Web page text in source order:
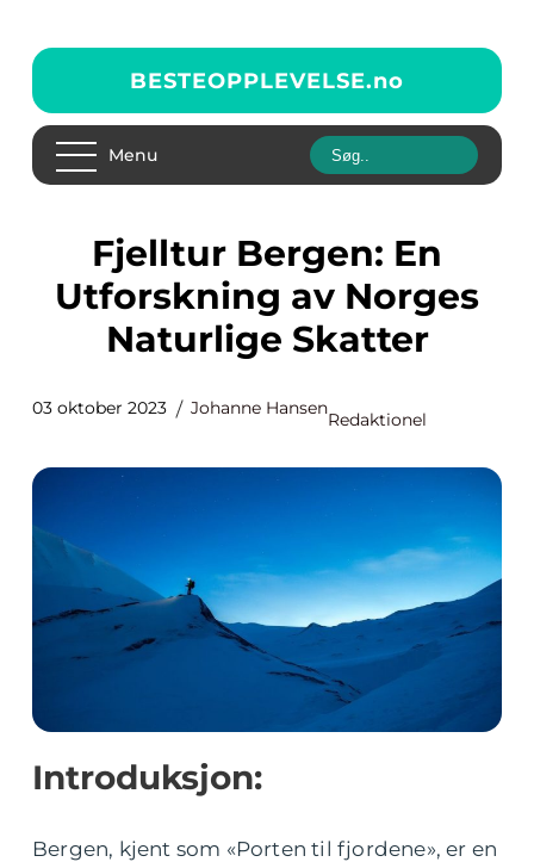
BESTEOPPLEVELSE.no
Menu
Fjelltur Bergen: En
Utforskning av Norges
Naturlige Skatter
03 oktober 2023 Johanne Hansen
Redaktionel
Introduksjon:
Bergen, kjent som «Porten til fjordene», er en